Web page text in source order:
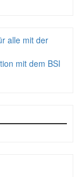
alle mit der
mit dem BSI